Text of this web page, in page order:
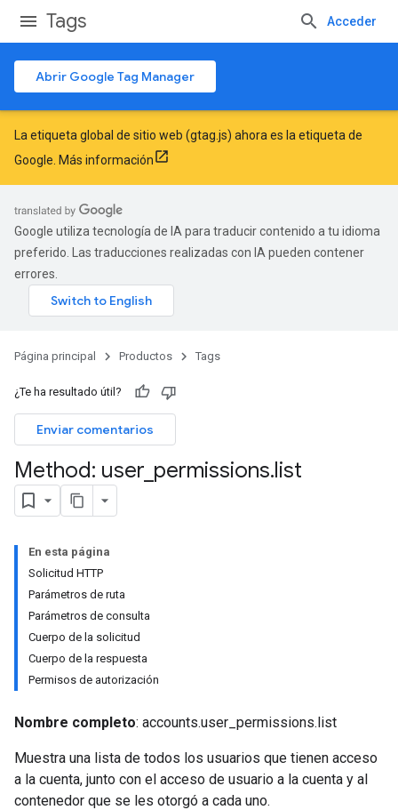
Tags Acceder
Abrir Google Tag Manager
La etiqueta global de sitio web (gtag.js) ahora es la etiqueta de
Google. Más información
Google utiliza tecnología de IA para traducir contenido a tu idioma
preferido. Las traducciones realizadas con IA pueden contener
errores.
Página principal Productos Tags
¿Te ha resultado útil?
Enviar comentarios
Method: user permissions.list
En esta página
Solicitud HTTP
Parámetros de ruta
Parámetros de consulta
Cuerpo de la solicitud
Cuerpo de la respuesta
Permisos de autorización
Nombre completo: accounts.user_permissions.list
Muestra una lista de todos los usuarios que tienen acceso
a la cuenta, junto con el acceso de usuario a la cuenta y al
contenedor que se les otorgó a cada uno.